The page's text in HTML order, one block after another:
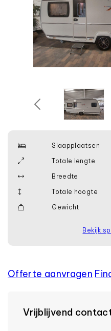
Slaapplaatsen
Totale lengte
Breedte
Totale hoogte
Gewicht
Bekijk
Offerte aanvragen
Vrijblijvend